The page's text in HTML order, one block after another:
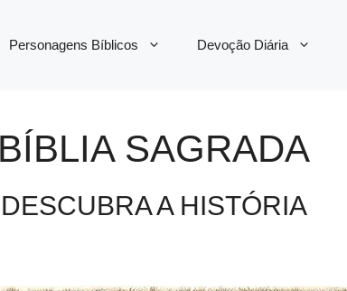
Personagens Bíblicos Devoção Diária
SAGRADA
A HISTÓRIA